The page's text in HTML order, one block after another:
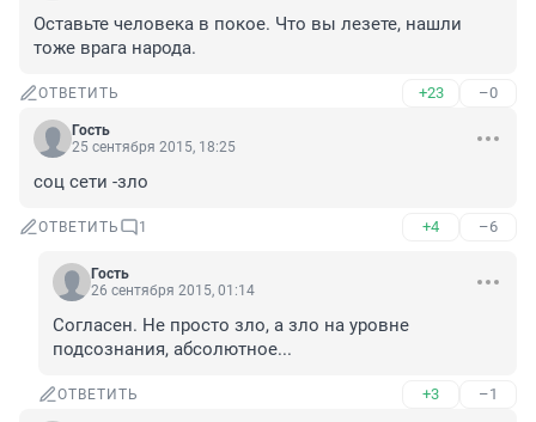
Оставьте человека в покое. Что вы лезете, нашли
тоже врага народа.
ОТВЕТИТЬ +23 –0
Гость
25 сентября 2015, 18:25
соц сети -зло
ОТВЕТИТЬ 1 +4 –6
Гость
26 сентября 2015, 01:14
Согласен. Не просто зло, а зло на уровне
подсознания, абсолютное...
ОТВЕТИТЬ +3 –1